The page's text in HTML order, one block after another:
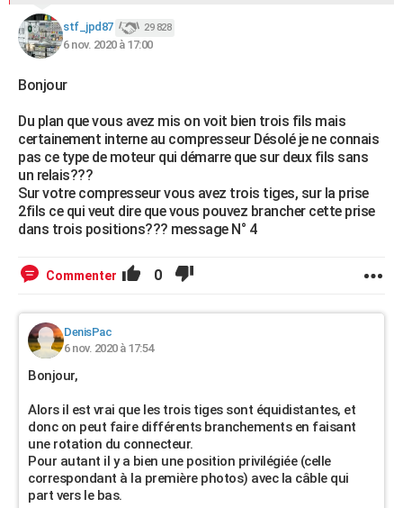
stf_jpd87 29 828
6 nov. 2020 à 17:00
Bonjour
Du plan que vous avez mis on voit bien trois fils mais
certainement interne au compresseur Désolé je ne connais
pas ce type de moteur qui démarre que sur deux fils sans
un relais???
Sur votre compresseur vous avez trois tiges, sur la prise
2fils ce qui veut dire que vous pouvez brancher cette prise
dans trois positions??? message N° 4
Commenter 0
DenisPac
6 nov. 2020 à 17:54
Bonjour,
Alors il est vrai que les trois tiges sont équidistantes, et
donc on peut faire différents branchements en faisant
une rotation du connecteur.
Pour autant il y a bien une position privilégiée (celle
correspondant à la première photos) avec la câble qui
part vers le bas.